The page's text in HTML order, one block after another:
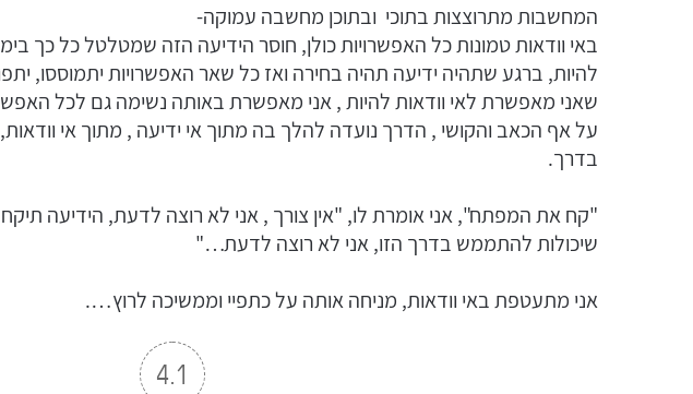
המחשבות מתרוצצות בתוכי ובתוכן מחשבה עמוקה-
באי וודאות טמונות כל האפשרויות כולן, חוסר הידיעה הזה שמטלטל כל כך
להיות, ברגע שתהיה ידיעה תהיה בחירה ואז כל שאר האפשרויות יתמוססו,
שאני מאפשרת לאי וודאות להיות , אני מאפשרת באותה נשימה גם לכל
על אף הכאב והקושי , הדרך נועדה להלך בה מתוך אי ידיעה , מתוך אי
בדרך.
"קח את המפתח", אני אומרת לו, "אין צורך , אני לא רוצה לדעת, הידיעה
שיכולות להתממש בדרך הזו, אני לא רוצה לדעת…"
אני מתעטפת באי וודאות, מניחה אותה על כתפיי וממשיכה לרוץ….
4.1